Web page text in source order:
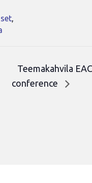
,
Teemakahvila
conference